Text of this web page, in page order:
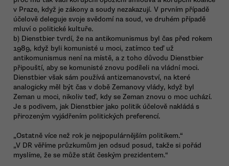
v Praze, když je zákony a soudy nezakazují. V prvním případě
účelově deleguje svoje svědomí na soud, ve druhém případě
mluví o politické kultuře.
b) Dienstbier tvrdí, že na antikomunismus byl čas před rokem
1989, když byli komunisté u moci, zatímco teď už
antikomunismus není na místě, a z toho důvodu Dienstbier
připouští, aby se komunisté znovu podíleli na vládní moci.
Dienstbier však sám používá antizemanovství, na které
analogicky měl být čas v době Zemanovy vlády, když byl
Zeman u moci, nikoliv teď, kdy se Zeman znovu o moc uchází.
Je s podivem, jak Dienstbier jako politik účelově nakládá s
přirozeným vyjádřením politických preferencí.
„Ostatně více než rok je nejpopulárnějším politikem.“
„V DR věříme průzkumům jen odsud posud, takže si pořád
myslíme, že se může stát českým prezidentem.“